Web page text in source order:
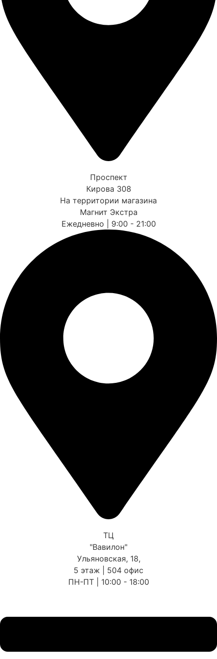
Проспект
Кирова 308
На территории магазина
Магнит Экстра
Ежедневно | 9:00 - 21:00
ТЦ
"Вавилон"
Ульяновская, 18,
5 этаж | 504 офис
ПН-ПТ | 10:00 - 18:00